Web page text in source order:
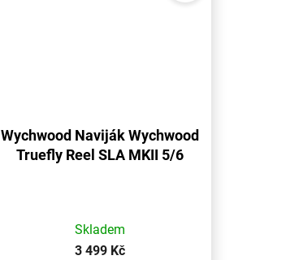
Wychwood Naviják Wychwood
Truefly Reel SLA MKII 5/6
Skladem
3 499 Kč